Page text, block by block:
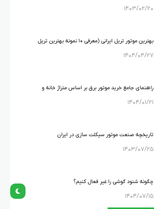
۱۴۰۳/۰۲/۲۰
بهترین موتور تریل ایرانی (معرفی ۱۰ نمونه بهترین تریل
های ایرانی)
۱۴۰۴/۰۴/۲۷
راهنمای جامع خرید موتور برق بر اساس متراژ خانه و
لوازم خانگی
۱۴۰۴/۰۱/۲۱
تاریخچه صنعت موتور سیکلت سازی در ایران
۱۴۰۳/۰۷/۲۵
چگونه شنود گوشی را غیر فعال کنیم؟
۱۴۰۴/۰۷/۱۵